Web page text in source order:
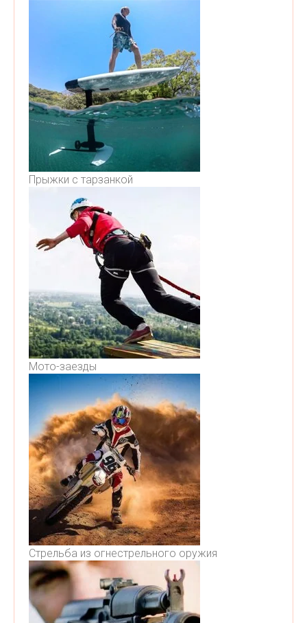
Прыжки с тарзанкой
Мото-заезды
Стрельба из огнестрельного оружия